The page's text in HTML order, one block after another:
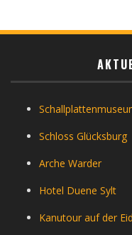
Schloss Glücksburg
Arche Warder
Hotel Duene Sylt
Kanutour auf der